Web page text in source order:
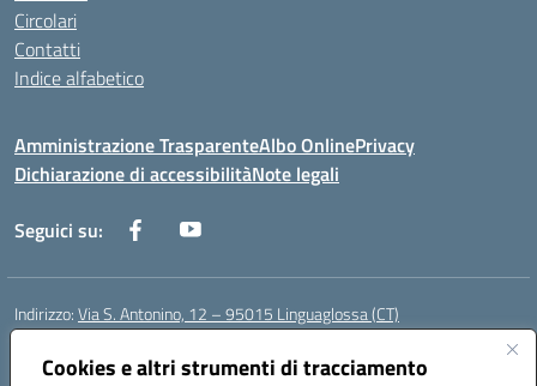
Cookies e altri strumenti di tracciamento
Circolari
Contatti
Indice alfabetico
Amministrazione TrasparenteAlbo OnlinePrivacy
Dichiarazione di accessibilitàNote legali
Seguici su:
Indirizzo:Via S. Antonino, 12 – 95015 Linguaglossa (CT)
Centralino:
Posta elettronica certificata (PEC):ctic83200r@pec.istruzione.it